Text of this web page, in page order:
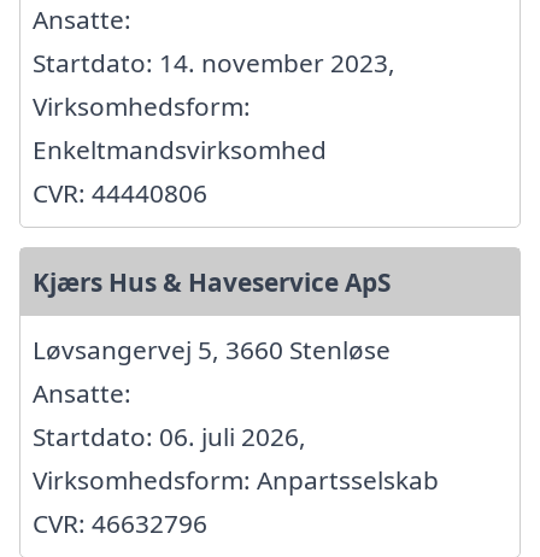
Ansatte:
Startdato: 14. november 2023,
Virksomhedsform:
Enkeltmandsvirksomhed
CVR: 44440806
Kjærs Hus & Haveservice ApS
Løvsangervej 5, 3660 Stenløse
Ansatte:
Startdato: 06. juli 2026,
Virksomhedsform: Anpartsselskab
CVR: 46632796